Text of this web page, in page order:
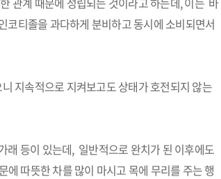
코티졸을 과다하게 분비하고 동시에 소비되면서
지속적으로 지켜보고도 상태가호전되지 않는
래 등이 있는데, 일반적으로 완치가 된 이후에도
에 따뜻한 차를많이 마시고 목에 무리를 주는행